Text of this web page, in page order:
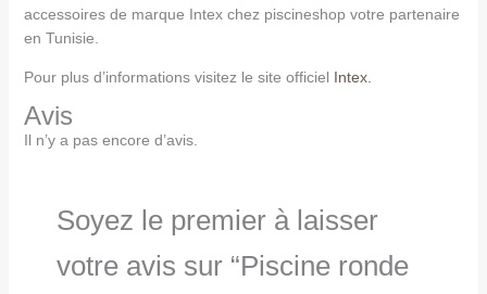
accessoires de marque Intex chez piscineshop votre partenaire
en Tunisie.
Pour plus d’informations visitez le site officiel Intex.
Avis
Il n’y a pas encore d’avis.
Soyez le premier à laisser
votre avis sur “Piscine ronde